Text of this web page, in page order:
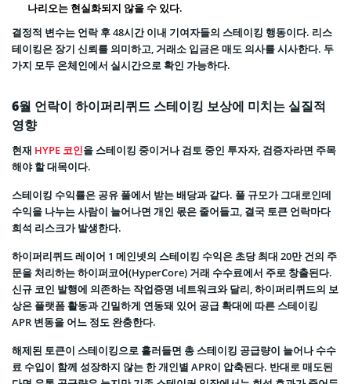
나리오는 현실화되지 않을 수 있다.
결정적 변수는 언락 후 48시간 이내 기여자들의 스테이킹 행동이다. 리스
테이킹은 장기 신뢰를 의미하고, 거래소 입금은 매도 의사를 시사한다. 두
가지 모두 온체인에서 실시간으로 확인 가능하다.
6월 언락이 하이퍼리퀴드 스테이킹 보상에 미치는 실질적
영향
현재 HYPE 코인을 스테이킹 중이거나 검토 중인 투자자, 검증자라면 주목
해야 할 대목이다.
스테이킹 수익률은 공유 풀에서 받는 배당과 같다. 풀 규모가 그대로인데
수익을 나누는 사람이 늘어나면 개인 몫은 줄어들고, 결국 토큰 언락마다
희석 리스크가 발생한다.
하이퍼리퀴드 레이어 1 메인넷의 스테이킹 수익은 초당 최대 20만 건의 주
문을 처리하는 하이퍼코어(HyperCore) 거래 수수료에서 주로 창출된다.
신규 코인 발행에 의존하는 작업증명 네트워크와 달리, 하이퍼리퀴드의 보
상은 플랫폼 활동과 긴밀하게 연동돼 있어 공급 확대에 따른 스테이킹
APR 변동을 어느 정도 완충한다.
해제된 토큰이 스테이킹으로 흘러들면 총 스테이킹 공급량이 늘어나 수수
료 수입이 함께 성장하지 않는 한 개인별 APR이 압축된다. 반대로 매도된